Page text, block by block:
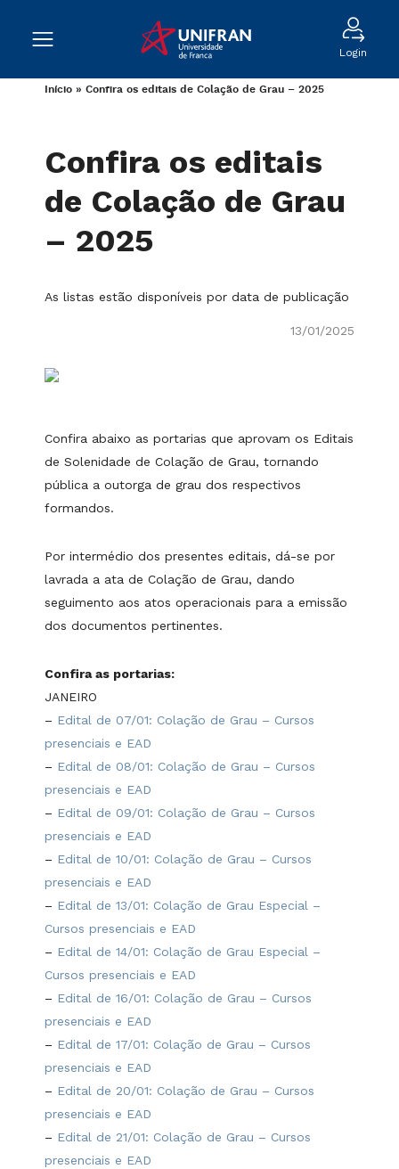
Login
Início » Confira os editais de Colação de Grau – 2025
Confira os editais
de Colação de Grau
– 2025
As listas estão disponíveis por data de publicação
13/01/2025
Confira abaixo as portarias que aprovam os Editais
de Solenidade de Colação de Grau, tornando
pública a outorga de grau dos respectivos
formandos.
Por intermédio dos presentes editais, dá-se por
lavrada a ata de Colação de Grau, dando
seguimento aos atos operacionais para a emissão
dos documentos pertinentes.
Confira as portarias:
JANEIRO
– Edital de 07/01: Colação de Grau – Cursos
presenciais e EAD
– Edital de 08/01: Colação de Grau – Cursos
presenciais e EAD
– Edital de 09/01: Colação de Grau – Cursos
presenciais e EAD
– Edital de 10/01: Colação de Grau – Cursos
presenciais e EAD
– Edital de 13/01: Colação de Grau Especial –
Cursos presenciais e EAD
– Edital de 14/01: Colação de Grau Especial –
Cursos presenciais e EAD
– Edital de 16/01: Colação de Grau – Cursos
presenciais e EAD
– Edital de 17/01: Colação de Grau – Cursos
presenciais e EAD
– Edital de 20/01: Colação de Grau – Cursos
presenciais e EAD
– Edital de 21/01: Colação de Grau – Cursos
presenciais e EAD